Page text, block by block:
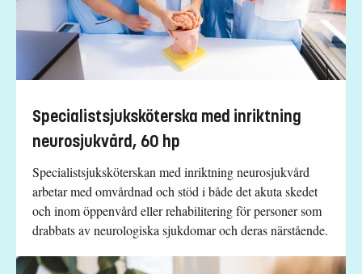
Specialistsjuksköterska med inriktning
neurosjukvård, 60 hp
Specialistsjuksköterskan med inriktning neurosjukvård
arbetar med omvårdnad och stöd i både det akuta skedet
och inom öppenvård eller rehabilitering för personer som
drabbats av neurologiska sjukdomar och deras närstående.